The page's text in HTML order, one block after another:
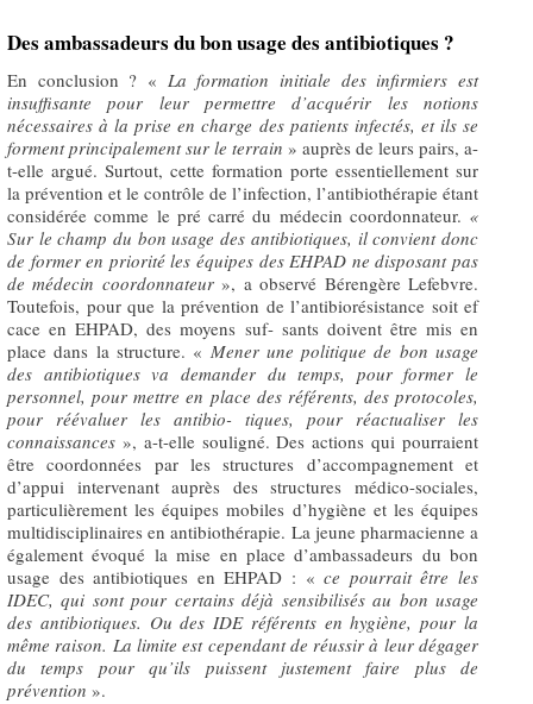
Des ambassadeurs du bon usage des antibiotiques ?
En conclusion ? « La formation initiale des infirmiers est
insuffisante pour leur permettre d’acquérir les notions
nécessaires à la prise en charge des patients infectés, et ils se
forment principalement sur le terrain » auprès de leurs pairs, a-
t-elle argué. Surtout, cette formation porte essentiellement sur
la prévention et le contrôle de l’infection, l’antibiothérapie étant
considérée comme le pré carré du médecin coordonnateur. «
Sur le champ du bon usage des antibiotiques, il convient donc
de former en priorité les équipes des EHPAD ne disposant pas
de médecin coordonnateur», a observé Bérengère Lefebvre.
Toutefois, pour que la prévention de l’antibiorésistance soit ef
cace en EHPAD, des moyens suf- sants doivent être mis en
place dans la structure. « Mener une politique de bon usage
des antibiotiques va demander du temps, pour former le
personnel, pour mettre en place des référents, des protocoles,
pour réévaluer les antibio- tiques, pour réactualiser les
connaissances », a-t-elle souligné. Des actions qui pourraient
être coordonnées par les structures d’accompagnement et
d’appui intervenant auprès des structures médico-sociales,
particulièrement les équipes mobiles d’hygiène et les équipes
multidisciplinaires en antibiothérapie. La jeune pharmacienne a
également évoqué la mise en place d’ambassadeurs du bon
usage des antibiotiques en EHPAD : «ce pourrait être les
IDEC, qui sont pour certains déjà sensibilisés au bon usage
des antibiotiques. Ou des IDE référents en hygiène, pour la
même raison. La limite est cependant de réussir à leur dégager
du temps pour qu’ils puissent justement faire plus de
prévention ».